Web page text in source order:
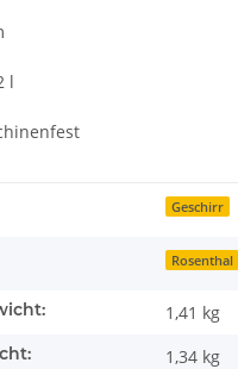
l
Geschirr
Rosenthal
1,41 kg
1,34 kg